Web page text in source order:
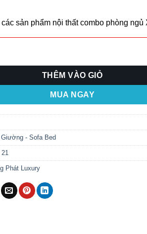
các sản phẩm nội thất combo phòng ngủ
số lượng
THÊM VÀO GIỎ
MUA NGAY
- Sofa Bed
Phát Luxury